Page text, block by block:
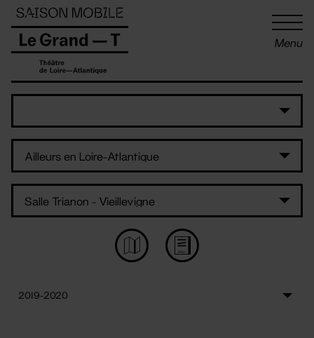
Menu
Panneau de gestion des cookies